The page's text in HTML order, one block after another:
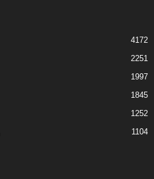
4172
2251
1997
1845
1252
1104